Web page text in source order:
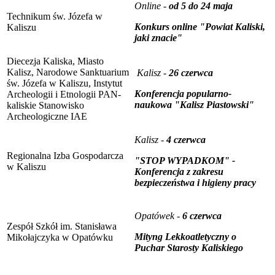
Technikum św. Józefa w
Kaliszu
Online - od 5 do 24 maja
Konkurs online "Powiat Kaliski,
jaki znacie"
Diecezja Kaliska, Miasto
Kalisz, Narodowe Sanktuarium
św. Józefa w Kaliszu, Instytut
Archeologii i Etnologii PAN-
kaliskie Stanowisko
Archeologiczne IAE
Kalisz - 26 czerwca
Konferencja popularno-
naukowa "Kalisz Piastowski"
Regionalna Izba Gospodarcza
w Kaliszu
Kalisz -4 czerwca
"STOP WYPADKOM" -
Konferencja z zakresu
bezpieczeństwa i higieny pracy
Zespół Szkół im. Stanisława
Mikołajczyka w Opatówku
Opatówek - 6 czerwca
Mityng Lekkoatletyczny o
Puchar Starosty Kaliskiego